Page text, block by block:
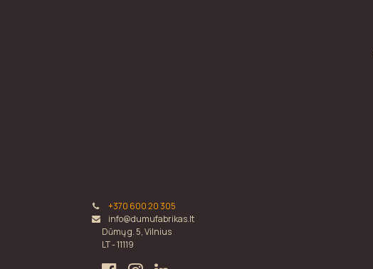
+370 600 20 305
info@dumufabrikas.lt
Dūmų g. 5, Vilnius
LT - 11119